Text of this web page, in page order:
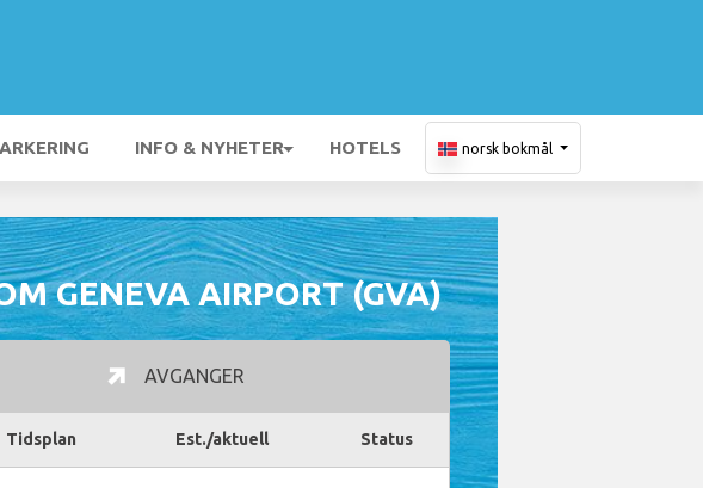
INFO & NYHETER HOTELS norsk bokmål
GENEVA AIRPORT (GVA)
AVGANGER
Tidsplan Est./aktuell Status